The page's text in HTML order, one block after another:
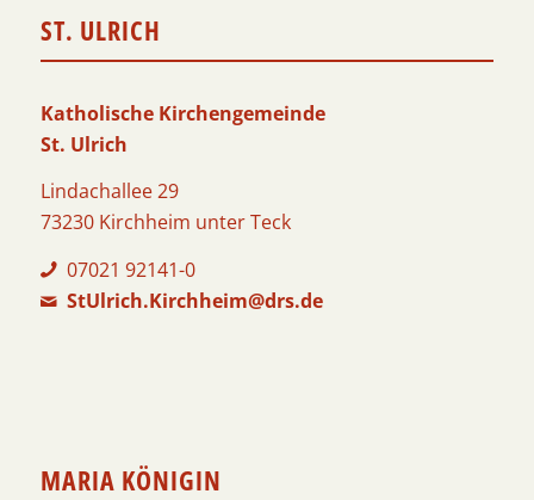
ST. ULRICH
Katholische Kirchengemeinde
St. Ulrich
Lindachallee 29
73230 Kirchheim unter Teck
07021 92141-0
StUlrich.Kirchheim@drs.de
MARIA KÖNIGIN